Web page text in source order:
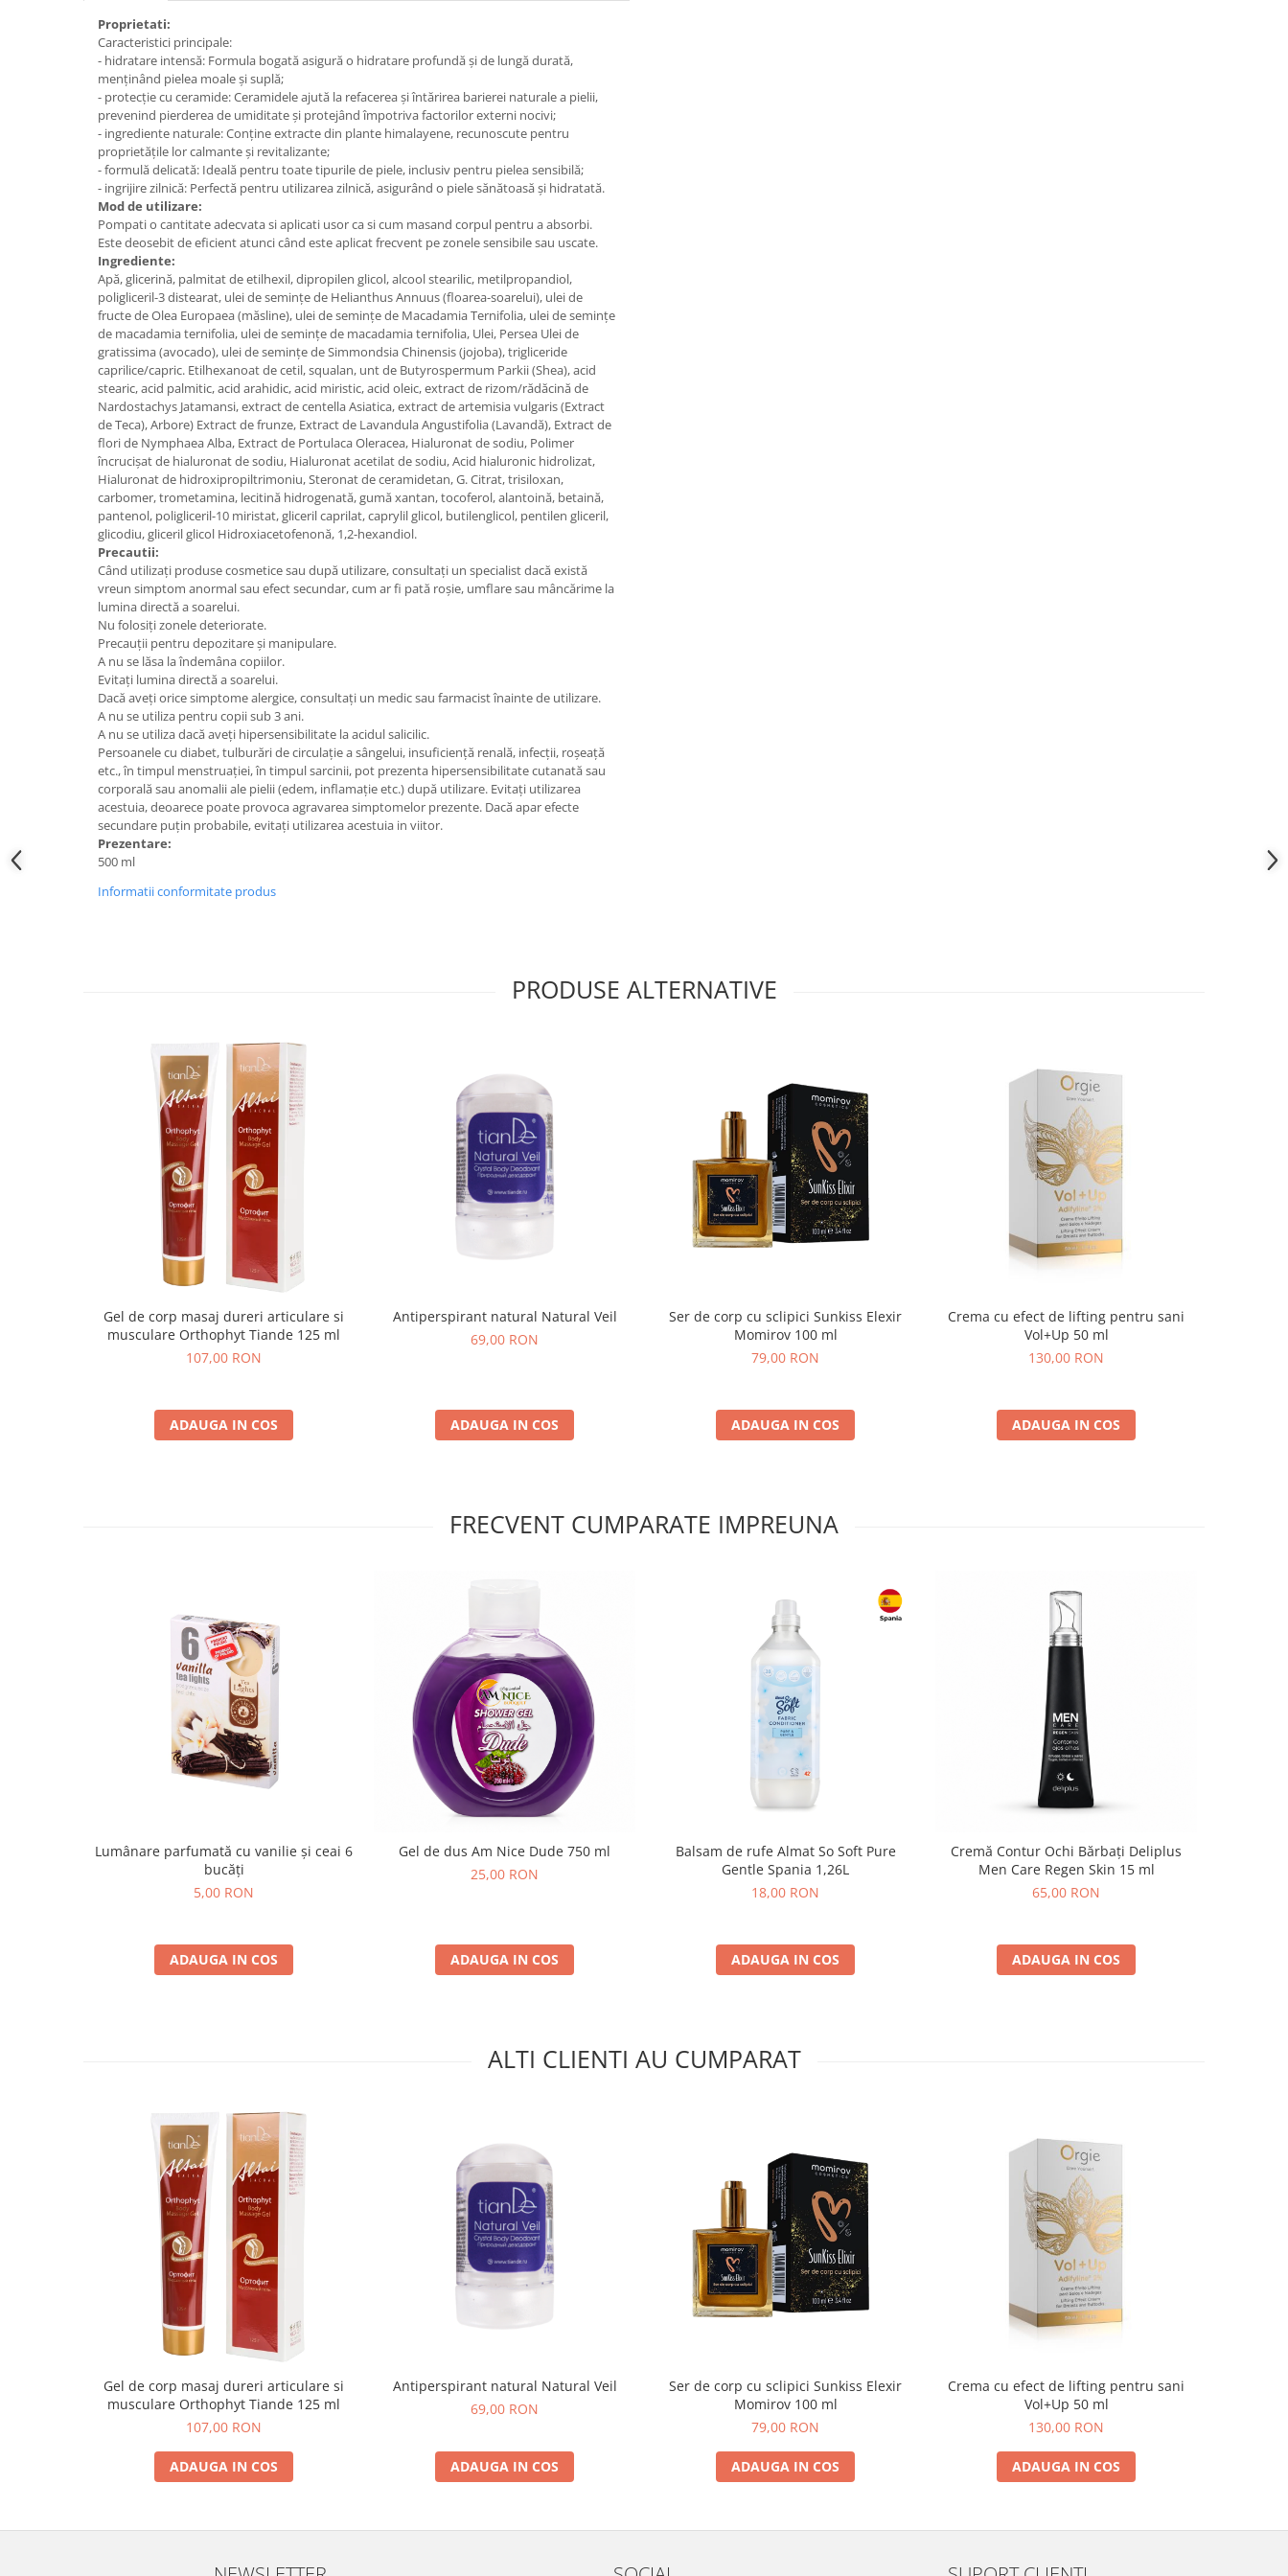
Produse incontinenta
Servetele Umede
Proprietati:
Caracteristici principale:
- hidratare intensă: Formula bogată asigură o hidratare profundă și de lungă durată,
menținând pielea moale și suplă;
- protecție cu ceramide: Ceramidele ajută la refacerea și întărirea barierei naturale a pielii,
prevenind pierderea de umiditate și protejând împotriva factorilor externi nocivi;
- ingrediente naturale: Conține extracte din plante himalayene, recunoscute pentru
proprietățile lor calmante și revitalizante;
- formulă delicată: Ideală pentru toate tipurile de piele, inclusiv pentru pielea sensibilă;
- ingrijire zilnică: Perfectă pentru utilizarea zilnică, asigurând o piele sănătoasă și hidratată.
Mod de utilizare:
Pompati o cantitate adecvata si aplicati usor ca si cum masand corpul pentru a absorbi.
Este deosebit de eficient atunci când este aplicat frecvent pe zonele sensibile sau uscate.
Ingrediente:
Apă, glicerină, palmitat de etilhexil, dipropilen glicol, alcool stearilic, metilpropandiol,
poligliceril-3 distearat, ulei de semințe de Helianthus Annuus (floarea-soarelui), ulei de
fructe de Olea Europaea (măsline), ulei de semințe de Macadamia Ternifolia, ulei de semințe
de macadamia ternifolia, ulei de semințe de macadamia ternifolia, Ulei, Persea Ulei de
gratissima (avocado), ulei de semințe de Simmondsia Chinensis (jojoba), trigliceride
caprilice/capric. Etilhexanoat de cetil, squalan, unt de Butyrospermum Parkii (Shea), acid
stearic, acid palmitic, acid arahidic, acid miristic, acid oleic, extract de rizom/rădăcină de
Nardostachys Jatamansi, extract de centella Asiatica, extract de artemisia vulgaris (Extract
de Teca), Arbore) Extract de frunze, Extract de Lavandula Angustifolia (Lavandă), Extract de
flori de Nymphaea Alba, Extract de Portulaca Oleracea, Hialuronat de sodiu, Polimer
încrucișat de hialuronat de sodiu, Hialuronat acetilat de sodiu, Acid hialuronic hidrolizat,
Hialuronat de hidroxipropiltrimoniu, Steronat de ceramidetan, G. Citrat, trisiloxan,
carbomer, trometamina, lecitină hidrogenată, gumă xantan, tocoferol, alantoină, betaină,
pantenol, poligliceril-10 miristat, gliceril caprilat, caprylil glicol, butilenglicol, pentilen gliceril,
glicodiu, gliceril glicol Hidroxiacetofenonă, 1,2-hexandiol.
Precautii:
Când utilizați produse cosmetice sau după utilizare, consultați un specialist dacă există
vreun simptom anormal sau efect secundar, cum ar fi pată roșie, umflare sau mâncărime la
lumina directă a soarelui.
Nu folosiți zonele deteriorate.
Precauții pentru depozitare și manipulare.
A nu se lăsa la îndemâna copiilor.
Evitați lumina directă a soarelui.
Dacă aveți orice simptome alergice, consultați un medic sau farmacist înainte de utilizare.
A nu se utiliza pentru copii sub 3 ani.
A nu se utiliza dacă aveți hipersensibilitate la acidul salicilic.
Persoanele cu diabet, tulburări de circulație a sângelui, insuficiență renală, infecții, roșeață
etc., în timpul menstruației, în timpul sarcinii, pot prezenta hipersensibilitate cutanată sau
corporală sau anomalii ale pielii (edem, inflamație etc.) după utilizare. Evitați utilizarea
acestuia, deoarece poate provoca agravarea simptomelor prezente. Dacă apar efecte
secundare puțin probabile, evitați utilizarea acestuia in viitor.
Prezentare:
500 ml
Informatii conformitate produs
PRODUSE ALTERNATIVE
Gel de corp masaj dureri articulare si
musculare Orthophyt Tiande 125 ml
107,00 RON
ADAUGA IN COS
Antiperspirant natural Natural Veil
69,00 RON
ADAUGA IN COS
Ser de corp cu sclipici Sunkiss Elexir
Momirov 100 ml
79,00 RON
ADAUGA IN COS
Crema cu efect de lifting pentru sani
Vol+Up 50 ml
130,00 RON
ADAUGA IN COS
FRECVENT CUMPARATE IMPREUNA
Lumânare parfumată cu vanilie și ceai 6
bucăți
5,00 RON
ADAUGA IN COS
Gel de dus Am Nice Dude 750 ml
25,00 RON
ADAUGA IN COS
Balsam de rufe Almat So Soft Pure
Gentle Spania 1,26L
18,00 RON
ADAUGA IN COS
Cremă Contur Ochi Bărbați Deliplus
Men Care Regen Skin 15 ml
65,00 RON
ADAUGA IN COS
ALTI CLIENTI AU CUMPARAT
Gel de corp masaj dureri articulare si
musculare Orthophyt Tiande 125 ml
107,00 RON
ADAUGA IN COS
Antiperspirant natural Natural Veil
69,00 RON
ADAUGA IN COS
Ser de corp cu sclipici Sunkiss Elexir
Momirov 100 ml
79,00 RON
ADAUGA IN COS
Crema cu efect de lifting pentru sani
Vol+Up 50 ml
130,00 RON
ADAUGA IN COS